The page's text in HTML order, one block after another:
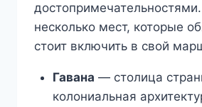
несколько мест, которые
стоит включить в свой
Гавана — столица
колониальная